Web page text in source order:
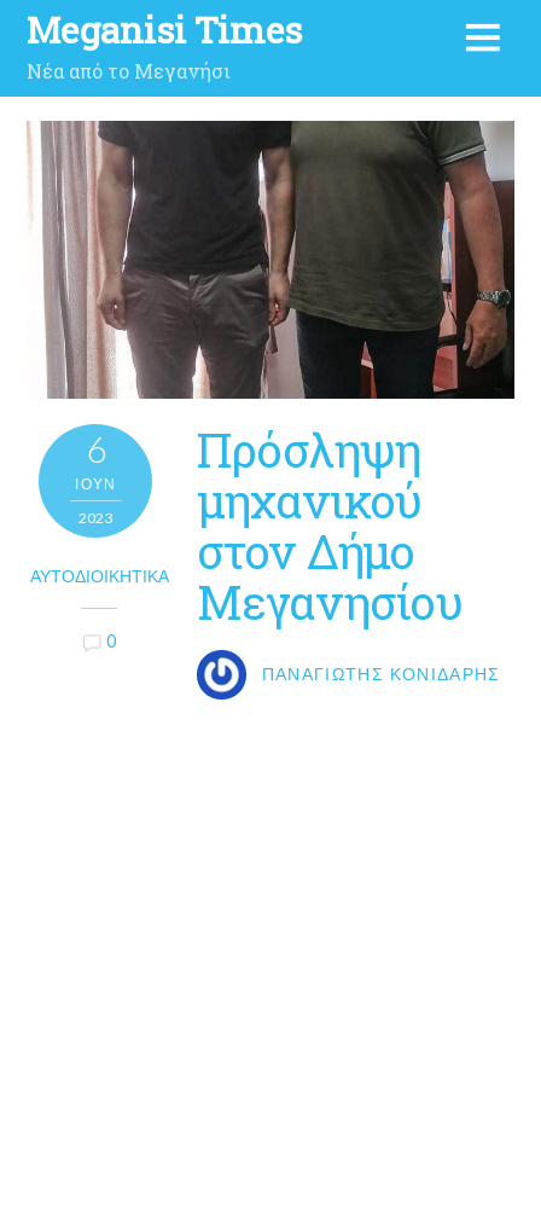
Meganisi Times
Νέα από το Μεγανήσι
6
ΙΟΎΝ
2023
ΑΥΤΟΔΙΟΙΚΗΤΙΚΆ
0
Πρόσληψη
μηχανικού
στον Δήμο
Μεγανησίου
ΠΑΝΑΓΙΏΤΗΣ ΚΟΝΙΔΆΡΗΣ